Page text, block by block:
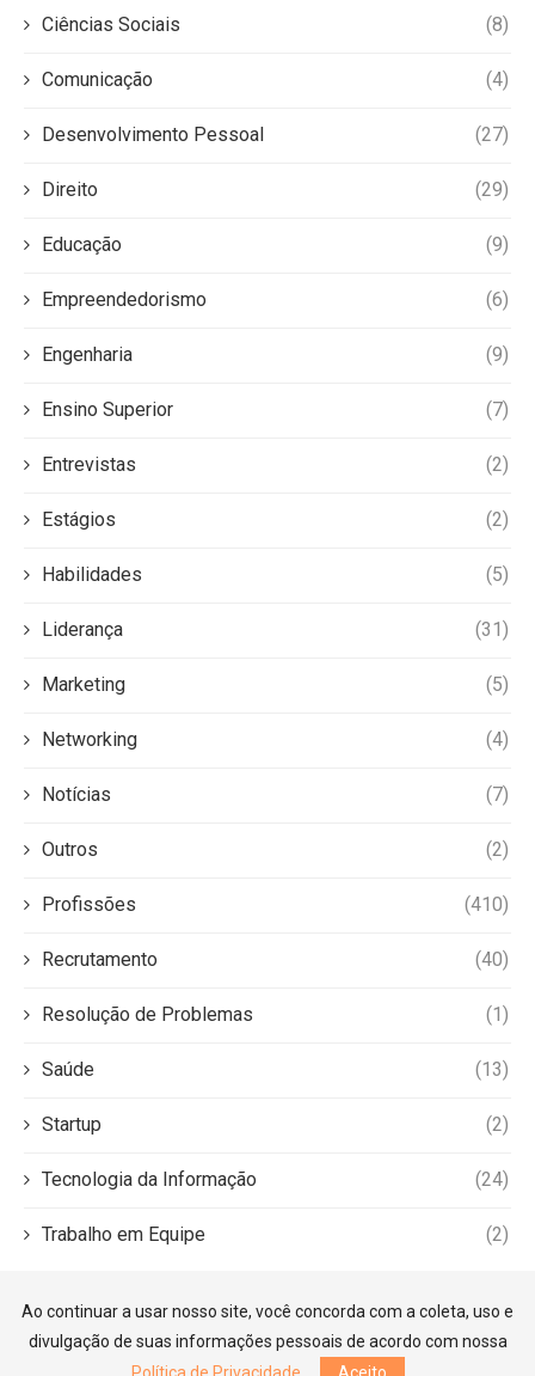
Ciências Sociais (8)
Comunicação (4)
Desenvolvimento Pessoal (27)
Direito (29)
Educação (9)
Empreendedorismo (6)
Engenharia (9)
Ensino Superior (7)
Entrevistas (2)
Estágios (2)
Habilidades (5)
Liderança (31)
Marketing (5)
Networking (4)
Notícias (7)
Outros (2)
Profissões (410)
Recrutamento (40)
Resolução de Problemas (1)
Saúde (13)
Startup (2)
Tecnologia da Informação (24)
Trabalho em Equipe (2)
Ao continuar a usar nosso site, você concorda com a coleta, uso e
divulgação de suas informações pessoais de acordo com nossa